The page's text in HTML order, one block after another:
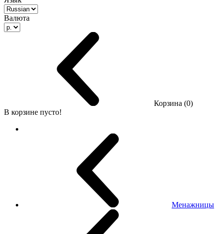
Валюта
Корзина (0)
В корзине пусто!
Менажницы